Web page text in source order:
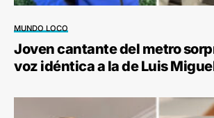
MUNDO LOCO
Joven cantante del metro
voz idéntica a la de Luis